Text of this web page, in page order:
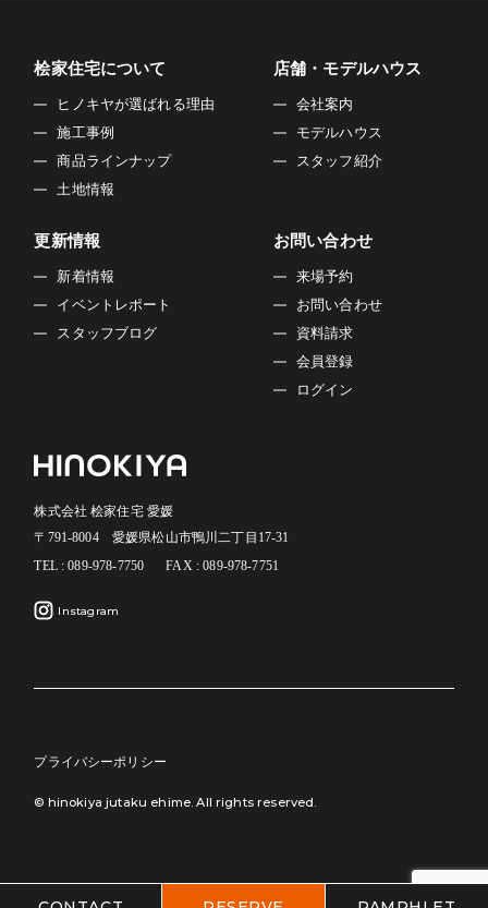
桧家住宅について
ヒノキヤが選ばれる理由
施工事例
商品ラインナップ
土地情報
店舗・モデルハウス
会社案内
モデルハウス
スタッフ紹介
更新情報
新着情報
イベントレポート
スタッフブログ
お問い合わせ
来場予約
お問い合わせ
資料請求
会員登録
ログイン
株式会社 桧家住宅 愛媛
〒791-8004 愛媛県松山市鴨川二丁目17-31
TEL : 089-978-7750
FAX : 089-978-7751
Instagram
プライバシーポリシー
© hinokiya jutaku ehime. All rights reserved.